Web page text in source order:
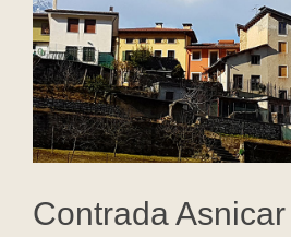
Contrada Asnicar